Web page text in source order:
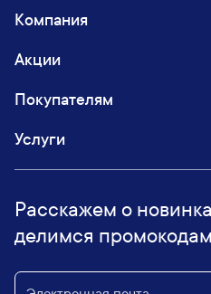
Компания
Акции
Покупателям
Услуги
Расскажем о
делимся